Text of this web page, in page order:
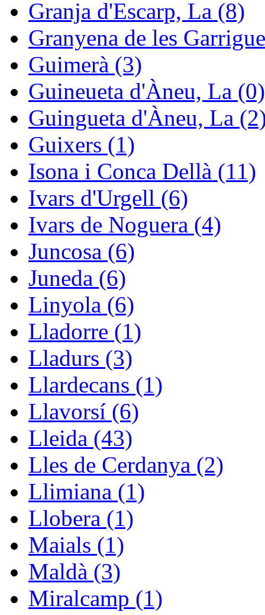
Granja d'Escarp, La (8)
Granyena de les
Guimerà (3)
Guineueta d'Àneu, La (0)
Guingueta d'Àneu, La
Guixers (1)
Isona i Conca Dellà (11)
Ivars d'Urgell (6)
Ivars de Noguera (4)
Juncosa (6)
Juneda (6)
Linyola (6)
Lladorre (1)
Lladurs (3)
Llardecans (1)
Llavorsí (6)
Lleida (43)
Lles de Cerdanya (2)
Llimiana (1)
Llobera (1)
Maials (1)
Maldà (3)
Miralcamp (1)